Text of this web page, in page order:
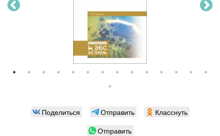
Поделиться Отправить
Класснуть
Отправить